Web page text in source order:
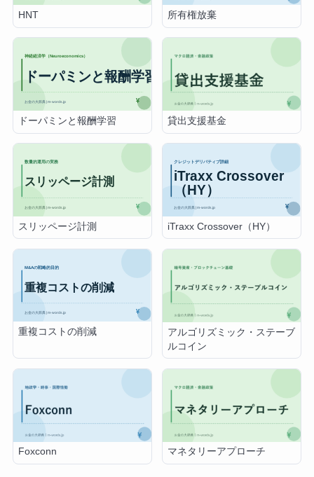
HNT 所有権放棄
ドーパミンと報酬学習 貸出支援基金
スリッページ計測 iTraxx Crossover（HY）
重複コストの削減
アルゴリズミック・ステーブ
ルコイン
Foxconn マネタリーアプローチ